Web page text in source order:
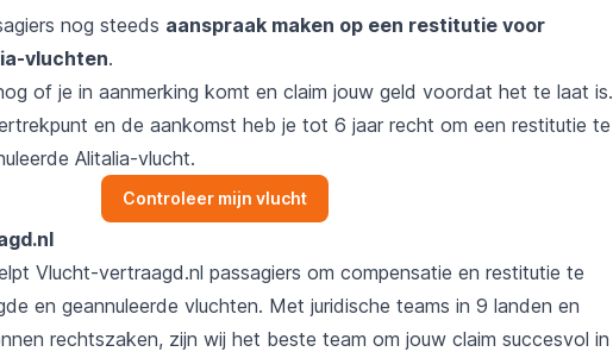
nog steeds aanspraak maken op een restitutie voor
vluchten.
of je in aanmerking komt en claim jouw geld voordat het te laat is.
en de aankomst heb je tot 6 jaar recht om een restitutie te
Alitalia-vlucht.
Controleer mijn vlucht
Vlucht-vertraagd.nl passagiers om compensatie en restitutie te
en geannuleerde vluchten. Met juridische teams in 9 landen en
rechtszaken, zijn wij het beste team om jouw claim succesvol in